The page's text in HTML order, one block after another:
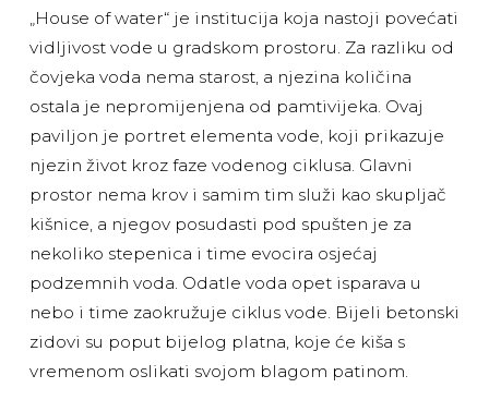
„House of water“ je institucija koja nastoji povećati
vidljivost vode u gradskom prostoru. Za razliku od
čovjeka voda nema starost, a njezina količina
ostala je nepromijenjena od pamtivijeka. Ovaj
paviljon je portret elementa vode, koji prikazuje
njezin život kroz faze vodenog ciklusa. Glavni
prostor nema krov i samim tim služi kao skupljač
kišnice, a njegov posudasti pod spušten je za
nekoliko stepenica i time evocira osjećaj
podzemnih voda. Odatle voda opet isparava u
nebo i time zaokružuje ciklus vode. Bijeli betonski
zidovi su poput bijelog platna, koje će kiša s
vremenom oslikati svojom blagom patinom.